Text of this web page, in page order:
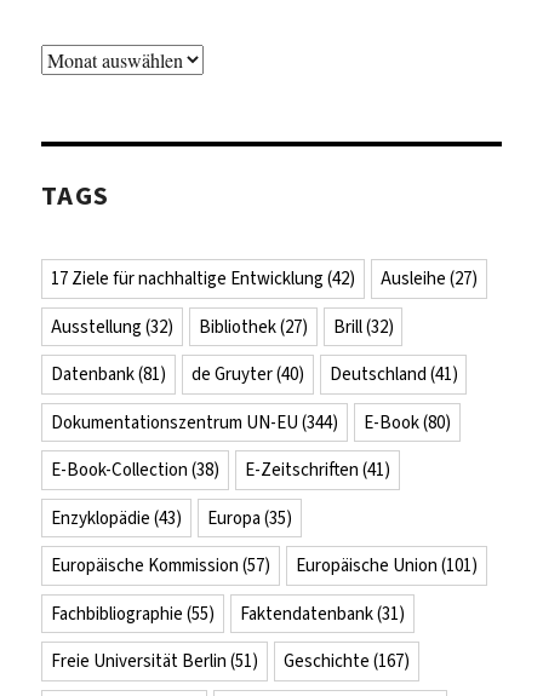
Archiv
TAGS
17 Ziele für nachhaltige Entwicklung (42) Ausleihe (27)
Ausstellung (32) Bibliothek(27) Brill(32)
Datenbank(81) de Gruyter(40) Deutschland (41)
Dokumentationszentrum UN-EU (344) E-Book(80)
E-Book-Collection (38) E-Zeitschriften (41)
Enzyklopädie (43) Europa (35)
Europäische Kommission (57) Europäische Union (101)
Fachbibliographie (55) Faktendatenbank(31)
Freie Universität Berlin (51) Geschichte (167)